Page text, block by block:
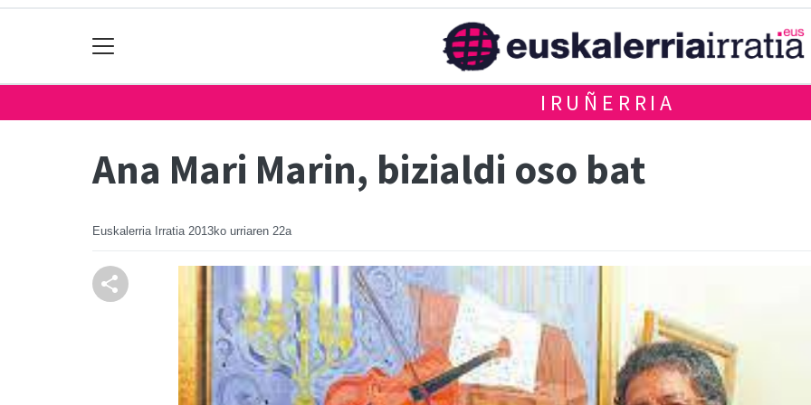
IRUÑERRIA
Ana Mari Marin, bizialdi oso bat
Euskalerria Irratia 2013ko urriaren 22a